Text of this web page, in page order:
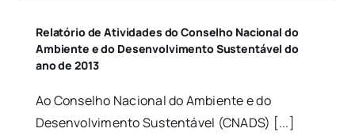
Relatório de Atividades do Conselho Nacional do
Ambiente e do Desenvolvimento Sustentável do
ano de 2013
Ao Conselho Nacional do Ambiente e do
Desenvolvimento Sustentável (CNADS) [...]